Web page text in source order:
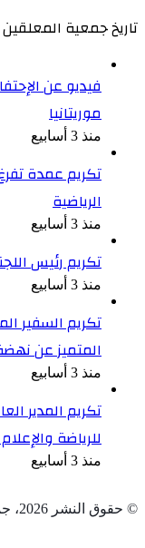
تاريخ جمعية المعلقين
فيديو عن
موريتانيا
منذ 3 أسابيع
تكريم عمدة
الرياضية
منذ 3 أسابيع
تكريم رئيس
منذ 3 أسابيع
تكريم السفير
المتميز عن
منذ 3 أسابيع
تكريم المدير
للرياضة
منذ 3 أسابيع
© حقوق النشر 2026، جميع الحقوق محفوظة، تصميم